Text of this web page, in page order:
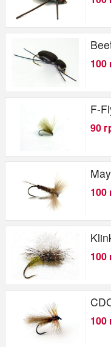
100
F-
90
100
100
100